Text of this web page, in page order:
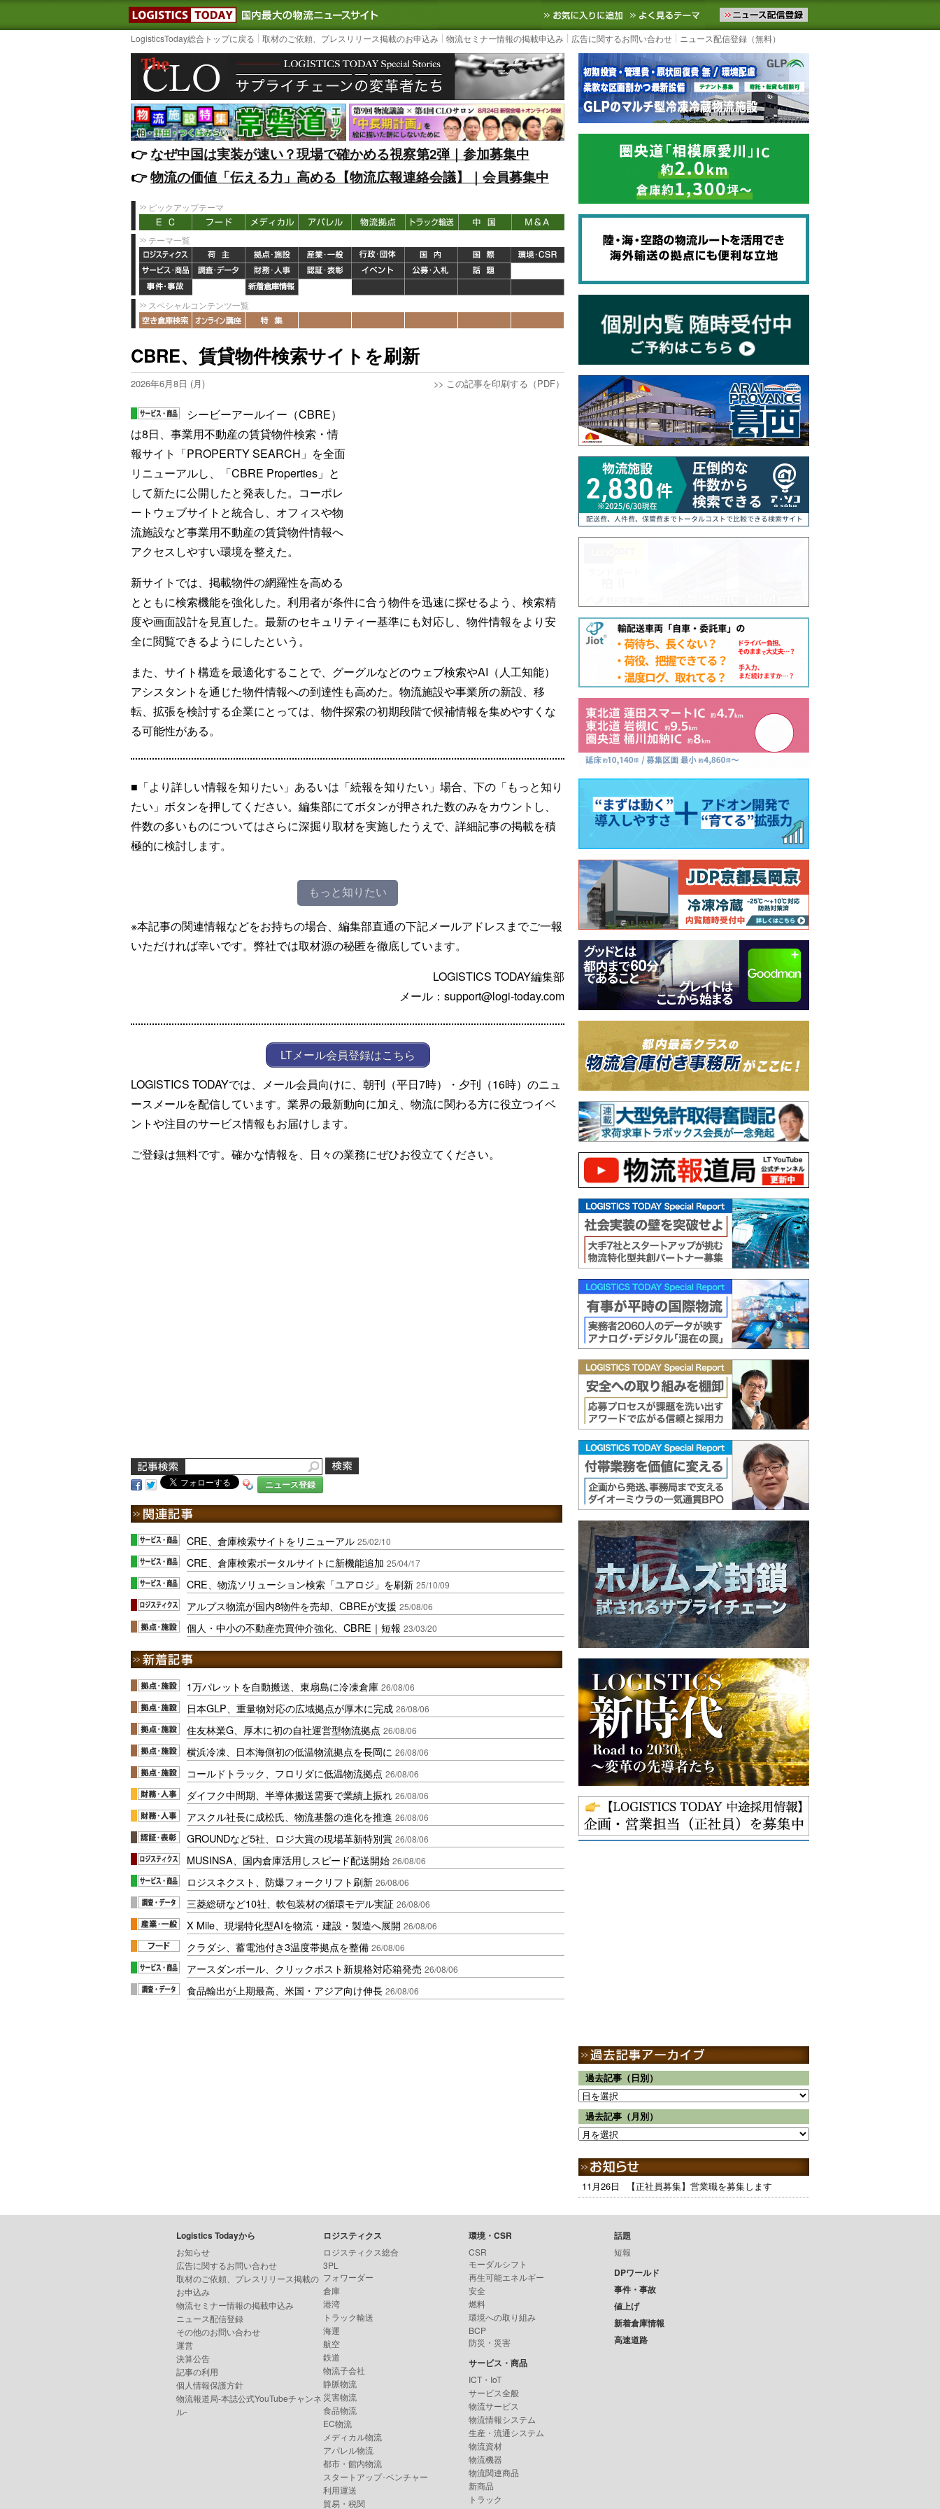
LOGISTICS TODAY｜国内最大の物流ニュースサイト3PL, SCMなど国内外の最新の物流ニュースをお届けします。物流ニュースメール配信を登録す
お気に入りに追加 よく見るテーマ
LogisticsToday総合トップに戻る 取材のご依頼、プレスリリース掲載のお申込み 物流セミナー情報の掲載申込み 広告に関するお問い合わせ ニュース配信登録（無料）
👉️なぜ中国は実装が速い？現場で確かめる視察第2弾｜参加募集中
👉️物流の価値「伝える力」高める【物流広報連絡会議】｜会員募集中
ピックアップテーマ
テーマ一覧
スペシャルコンテンツ一覧
CBRE、賃貸物件検索サイトを刷新
2026年6月8日 (月) >> この記事を印刷する（PDF）
シービーアールイー（CBRE）
は8日、事業用不動産の賃貸物件検索・情
報サイト「PROPERTY SEARCH」を全面
リニューアルし、「CBRE Properties」と
して新たに公開したと発表した。コーポレ
ートウェブサイトと統合し、オフィスや物
流施設など事業用不動産の賃貸物件情報へ
アクセスしやすい環境を整えた。
新サイトでは、掲載物件の網羅性を高める
とともに検索機能を強化した。利用者が条件に合う物件を迅速に探せるよう、検索精
度や画面設計を見直した。最新のセキュリティー基準にも対応し、物件情報をより安
全に閲覧できるようにしたという。
また、サイト構造を最適化することで、グーグルなどのウェブ検索やAI（人工知能）
アシスタントを通じた物件情報への到達性も高めた。物流施設や事業所の新設、移
転、拡張を検討する企業にとっては、物件探索の初期段階で候補情報を集めやすくな
る可能性がある。
■「より詳しい情報を知りたい」あるいは「続報を知りたい」場合、下の「もっと知り
たい」ボタンを押してください。編集部にてボタンが押された数のみをカウントし、
件数の多いものについてはさらに深掘り取材を実施したうえで、詳細記事の掲載を積
極的に検討します。
もっと知りたい
※本記事の関連情報などをお持ちの場合、編集部直通の下記メールアドレスまでご一報
いただければ幸いです。弊社では取材源の秘匿を徹底しています。
LOGISTICS TODAY編集部
メール：support@logi-today.com
LTメール会員登録はこちら
LOGISTICS TODAYでは、メール会員向けに、朝刊（平日7時）・夕刊（16時）のニュ
ースメールを配信しています。業界の最新動向に加え、物流に関わる方に役立つイベ
ントや注目のサービス情報もお届けします。
ご登録は無料です。確かな情報を、日々の業務にぜひお役立てください。
ニュース登録
CRE、倉庫検索サイトをリニューアル 25/02/10
CRE、倉庫検索ポータルサイトに新機能追加 25/04/17
CRE、物流ソリューション検索「ユアロジ」を刷新 25/10/09
アルプス物流が国内8物件を売却、CBREが支援 25/08/06
個人・中小の不動産売買仲介強化、CBRE｜短報 23/03/20
1万パレットを自動搬送、東扇島に冷凍倉庫 26/08/06
日本GLP、重量物対応の広域拠点が厚木に完成 26/08/06
住友林業G、厚木に初の自社運営型物流拠点 26/08/06
横浜冷凍、日本海側初の低温物流拠点を長岡に 26/08/06
コールドトラック、フロリダに低温物流拠点 26/08/06
ダイフク中間期、半導体搬送需要で業績上振れ 26/08/06
アスクル社長に成松氏、物流基盤の進化を推進 26/08/06
GROUNDなど5社、ロジ大賞の現場革新特別賞 26/08/06
MUSINSA、国内倉庫活用しスピード配送開始 26/08/06
ロジスネクスト、防爆フォークリフト刷新 26/08/06
三菱総研など10社、軟包装材の循環モデル実証 26/08/06
X Mile、現場特化型AIを物流・建設・製造へ展開 26/08/06
クラダシ、蓄電池付き3温度帯拠点を整備 26/08/06
アースダンボール、クリックポスト新規格対応箱発売 26/08/06
食品輸出が上期最高、米国・アジア向け伸長 26/08/06
過去記事（日別）
過去記事（月別）
11月26日 【正社員募集】営業職を募集します
Logistics Todayから
お知らせ
広告に関するお問い合わせ
取材のご依頼、プレスリリース掲載の
お申込み
物流セミナー情報の掲載申込み
ニュース配信登録
その他のお問い合わせ
運営
決算公告
記事の利用
個人情報保護方針
物流報道局-本誌公式YouTubeチャンネ
ル-
ロジスティクス
ロジスティクス総合
3PL
フォワーダー
倉庫
港湾
トラック輸送
海運
航空
鉄道
物流子会社
静脈物流
災害物流
食品物流
EC物流
メディカル物流
アパレル物流
都市・館内物流
スタートアップ･ベンチャー
利用運送
貿易・税関
環境・CSR
CSR
モーダルシフト
再生可能エネルギー
安全
燃料
環境への取り組み
BCP
防災・災害
サービス・商品
ICT・IoT
サービス全般
物流サービス
物流情報システム
生産・流通システム
物流資材
物流機器
物流関連商品
新商品
トラック
話題
短報
DPワールド
事件・事故
値上げ
新着倉庫情報
高速道路